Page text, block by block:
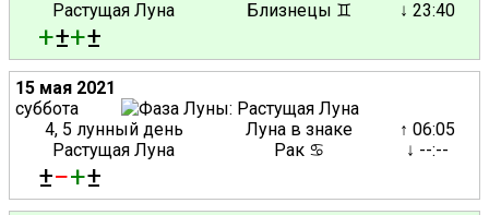
Растущая Луна
Близнецы ♊
↓ 23:40
+±+±
15 мая 2021
суббота
4, 5 лунный день
Растущая Луна
Луна в знаке
Рак ♋
↑ 06:05
↓ --:--
±−+±